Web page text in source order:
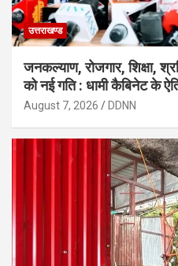
उत्तराखण्ड
जनकल्याण, रोजगार, शिक्षा,
को नई गति : धामी कैबिनेट के
August 7, 2026 DDNN